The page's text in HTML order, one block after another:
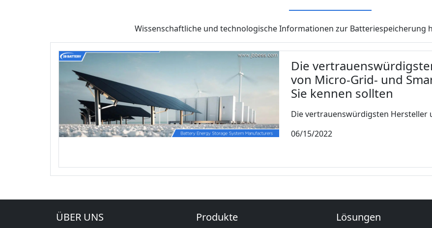
Wissenschaftliche und technologische Informationen zur Batteriespeicherung
Die
von Micro-Grid- und
Sie kennen sollten
Die vertrauenswürdigsten Hersteller
06/15/2022
ÜBER UNS Produkte Lösungen